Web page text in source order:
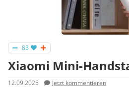
83
Xiaomi Mini-
12.09.2025 Jetzt kommentieren